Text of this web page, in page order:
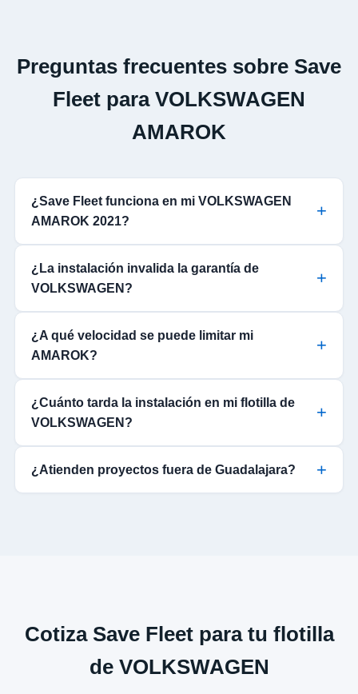
Preguntas frecuentes sobre Save
Fleet para VOLKSWAGEN
AMAROK
¿Save Fleet funciona en mi VOLKSWAGEN
AMAROK 2021?
¿La instalación invalida la garantía de
VOLKSWAGEN?
¿A qué velocidad se puede limitar mi
AMAROK?
¿Cuánto tarda la instalación en mi flotilla de
VOLKSWAGEN?
¿Atienden proyectos fuera de Guadalajara?
Cotiza Save Fleet para tu flotilla
de VOLKSWAGEN